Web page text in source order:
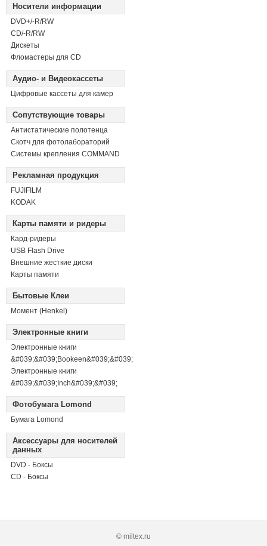
Носители информации
DVD+/-R/RW
СD/-R/RW
Дискеты
Фломастеры для CD
Аудио- и Видеокассеты
Цифровые кассеты для камер
Сопутствующие товары
Антистатические полотенца
Скотч для фотолабораторий
Системы крепления COMMAND
Рекламная продукция
FUJIFILM
KODAK
Карты памяти и ридеры
Кард-ридеры
USB Flash Drive
Внешние жесткие диски
Карты памяти
Бытовые Клеи
Момент (Henkel)
Электронные книги
Электронные книги
&#039;&#039;Bookeen&#039;&#039;
Электронные книги
&#039;&#039;Inch&#039;&#039;
Фотобумага Lomond
Бумага Lomond
Аксессуары для носителей
данных
DVD - Боксы
CD - Боксы
© miltex.ru